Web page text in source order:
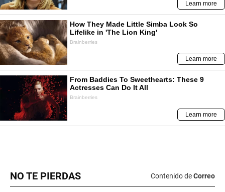
NO TE PIERDAS Contenido deCorreo